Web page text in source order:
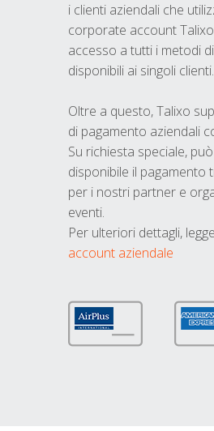
i clienti aziendali che
corporate account
accesso a tutti i metodi
disponibili ai singoli clienti.
Oltre a questo, Talixo
di pagamento aziendali
Su richiesta speciale,
disponibile il pagamento
per i nostri partner e
eventi.
Per ulteriori dettagli,
account aziendale